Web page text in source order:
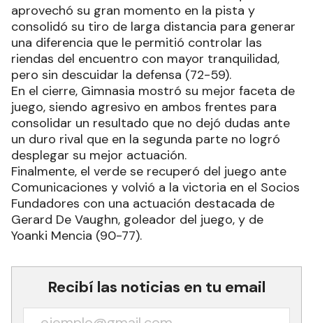
aprovechó su gran momento en la pista y
consolidó su tiro de larga distancia para generar
una diferencia que le permitió controlar las
riendas del encuentro con mayor tranquilidad,
pero sin descuidar la defensa (72-59).
En el cierre, Gimnasia mostró su mejor faceta de
juego, siendo agresivo en ambos frentes para
consolidar un resultado que no dejó dudas ante
un duro rival que en la segunda parte no logró
desplegar su mejor actuación.
Finalmente, el verde se recuperó del juego ante
Comunicaciones y volvió a la victoria en el Socios
Fundadores con una actuación destacada de
Gerard De Vaughn, goleador del juego, y de
Yoanki Mencia (90-77).
Recibí las noticias en tu email